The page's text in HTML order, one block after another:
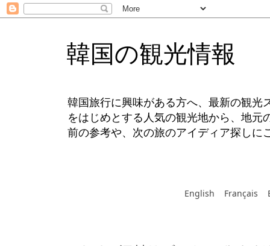
韓国の観光情報
韓国旅行に興味がある方へ、最新の観光
をはじめとする人気の観光地から、地
前の参考や、次の旅のアイディア探しに
English Français